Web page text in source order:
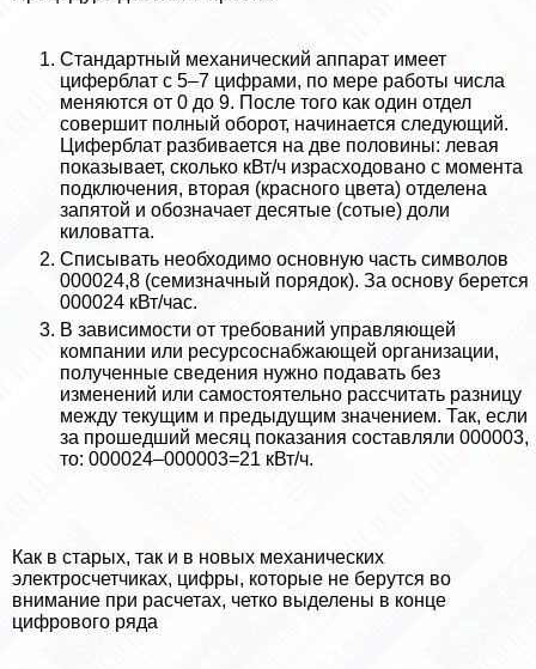
Стандартный механический аппарат имеет
циферблат с 5–7 цифрами, по мере работы числа
меняются от 0 до 9. После того как один отдел
совершит полный оборот, начинается следующий.
Циферблат разбивается на две половины: левая
показывает, сколько кВт/ч израсходовано с момента
подключения, вторая (красного цвета) отделена
запятой и обозначает десятые (сотые) доли
киловатта.
Списывать необходимо основную часть символов
000024,8 (семизначный порядок). За основу берется
000024 кВт/час.
В зависимости от требований управляющей
компании или ресурсоснабжающей организации,
полученные сведения нужно подавать без
изменений или самостоятельно рассчитать разницу
между текущим и предыдущим значением. Так, если
за прошедший месяц показания составляли 000003,
то: 000024–000003=21 кВт/ч.
Как в старых, так и в новых механических
электросчетчиках, цифры, которые не берутся во
внимание при расчетах, четко выделены в конце
цифрового ряда